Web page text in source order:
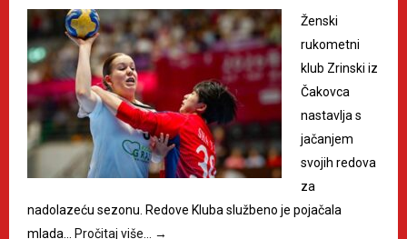
Ženski
rukometni
klub Zrinski iz
Čakovca
nastavlja s
jačanjem
svojih redova
za
nadolazeću sezonu. Redove Kluba službeno je pojačala
mlada… Pročitaj više… →